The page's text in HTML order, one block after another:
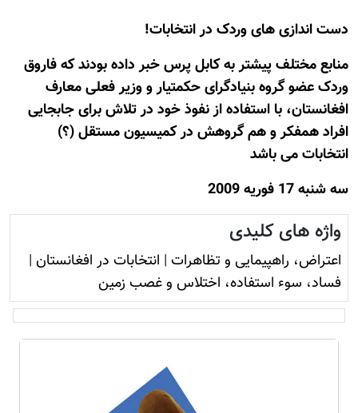
دست اندازی های وردک در انتخابات!
منابع مختلف پيشتر به کابل پرس خبر داده بودند که فاروق
وردک عضو گروه بنيادگرای حکمتيار و وزير فعلی معارف
افغانستان، با استفاده از نفوذ خود در تلاش برای جابجایی
افراد همفکر و هم گروهش در کميسيون مستقل (؟)
انتخابات می باشد
سه شنبه 17 فوريه 2009
واژه های کلیدی
اعتراض، راهپیمایی و تظاهرات | انتخابات در افغانستان |
فساد، سوء استفاده، اختلاس و غصب زمين